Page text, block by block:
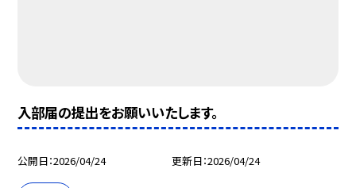
入部届の提出をお願いいたします。
公開日 2026/04/24 更新日 2026/04/24